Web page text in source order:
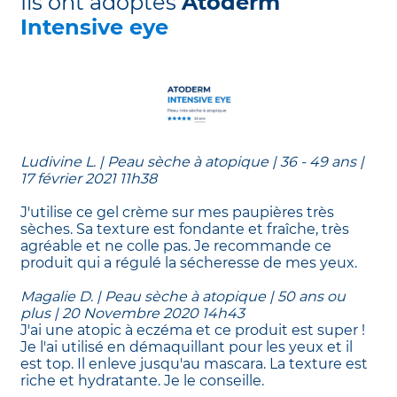
Intensive eye
Ludivine L. | Peau sèche à atopique | 36 - 49 ans |
17 février 2021 11h38
J'utilise ce gel crème sur mes paupières très
sèches. Sa texture est fondante et fraîche, très
agréable et ne colle pas. Je recommande ce
produit qui a régulé la sécheresse de mes yeux.
Magalie D. | Peau sèche à atopique | 50 ans ou
plus | 20 Novembre 2020 14h43
J'ai une atopic à eczéma et ce produit est super !
Je l'ai utilisé en démaquillant pour les yeux et il
est top. Il enleve jusqu'au mascara. La texture est
riche et hydratante. Je le conseille.